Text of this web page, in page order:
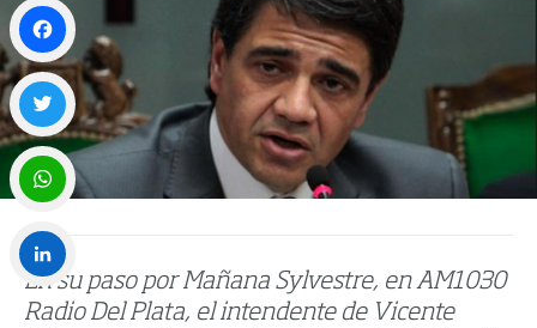
En su paso por Mañana Sylvestre, en AM1030
Radio Del Plata, el intendente de Vicente
Facebook
Twitter
WhatsApp
LinkedIn